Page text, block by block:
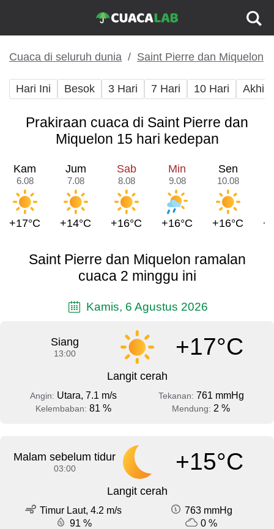
Cuaca di seluruh dunia Saint Pierre dan Miquelon
Hari Ini Besok 3 Hari 7 Hari 10 Hari Akhir
Prakiraan cuaca di Saint Pierre dan
Miquelon 15 hari kedepan
Kam
6.08
+17°C
Jum
7.08
+14°C
Sab
8.08
+16°C
Min
9.08
+16°C
Sen
10.08
+16°C
Saint Pierre dan Miquelon ramalan
cuaca 2 minggu ini
Kamis, 6 Agustus 2026
Siang
13:00 +17°C
Langit cerah
Angin: Utara, 7.1 m/s Tekanan: 761 mmHg
Kelembaban: 81 % Mendung: 2 %
Malam sebelum tidur
03:00 +15°C
Langit cerah
Timur Laut, 4.2 m/s
763 mmHg
91 %
0 %